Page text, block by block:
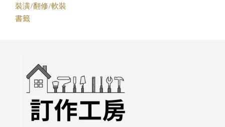
裝潢/翻修/軟裝
書籤